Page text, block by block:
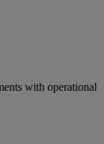
with operational